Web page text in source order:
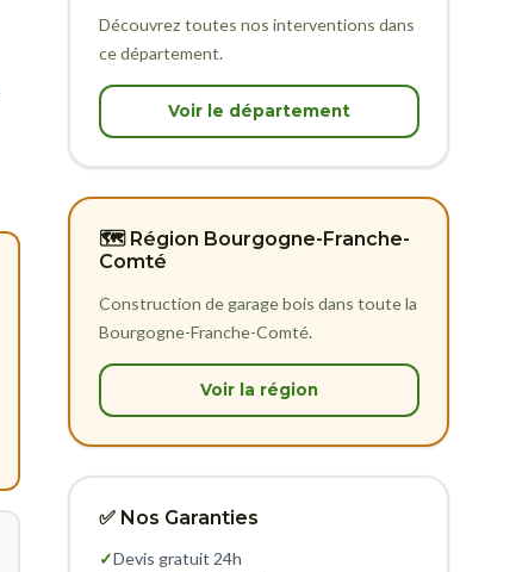
Découvrez toutes nos interventions dans
ce département.
Voir le département
🗺️ Région Bourgogne-Franche-
Comté
Construction de garage bois dans toute la
Bourgogne-Franche-Comté.
Voir la région
✅ Nos Garanties
✓Devis gratuit 24h